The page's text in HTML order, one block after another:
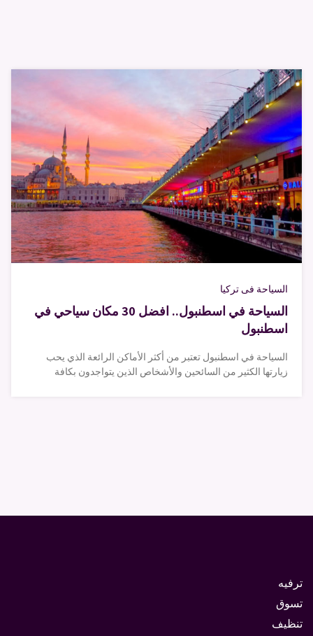
السياحة فى تركيا
السياحة في اسطنبول.. افضل 30 مكان سياحي في
اسطنبول
السياحة في اسطنبول تعتبر من أكثر الأماكن الرائعة الذي يحب
زيارتها الكثير من السائحين والأشخاص الذين يتواجدون بكافة
ترفيه
تسوق
تنظيف